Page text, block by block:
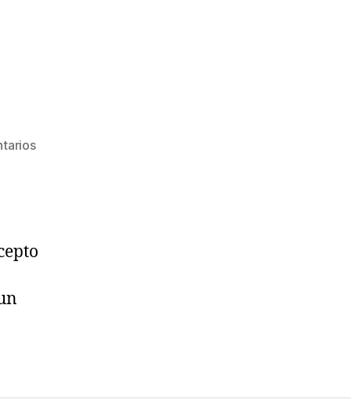
en